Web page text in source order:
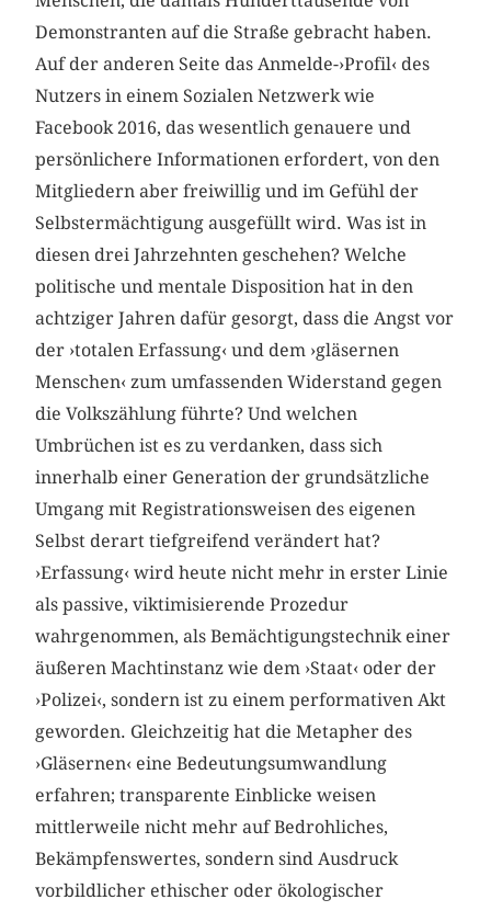
Demonstranten auf die Straße gebracht haben.
Auf der anderen Seite das Anmelde-›Profil‹ des
Nutzers in einem Sozialen Netzwerk wie
Facebook 2016, das wesentlich genauere und
persönlichere Informationen erfordert, von den
Mitgliedern aber freiwillig und im Gefühl der
Selbstermächtigung ausgefüllt wird. Was ist in
diesen drei Jahrzehnten geschehen? Welche
politische und mentale Disposition hat in den
achtziger Jahren dafür gesorgt, dass die Angst vor
der ›totalen Erfassung‹ und dem ›gläsernen
Menschen‹ zum umfassenden Widerstand gegen
die Volkszählung führte? Und welchen
Umbrüchen ist es zu verdanken, dass sich
innerhalb einer Generation der grundsätzliche
Umgang mit Registrationsweisen des eigenen
Selbst derart tiefgreifend verändert hat?
›Erfassung‹ wird heute nicht mehr in erster Linie
als passive, viktimisierende Prozedur
wahrgenommen, als Bemächtigungstechnik einer
äußeren Machtinstanz wie dem ›Staat‹ oder der
›Polizei‹, sondern ist zu einem performativen Akt
geworden. Gleichzeitig hat die Metapher des
›Gläsernen‹ eine Bedeutungsumwandlung
erfahren; transparente Einblicke weisen
mittlerweile nicht mehr auf Bedrohliches,
Bekämpfenswertes, sondern sind Ausdruck
vorbildlicher ethischer oder ökologischer